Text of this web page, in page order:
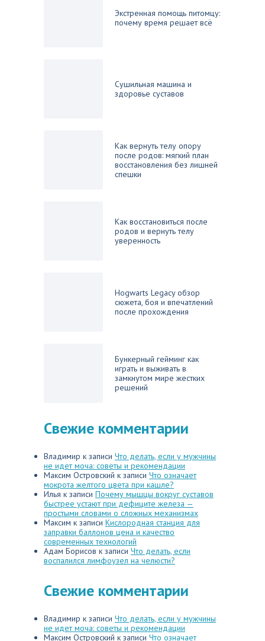
Экстренная помощь питомцу:
почему время решает всё
Сушильная машина и
здоровье суставов
Как вернуть телу опору
после родов: мягкий план
восстановления без лишней
спешки
Как восстановиться после
родов и вернуть телу
уверенность
Hogwarts Legacy обзор
сюжета, боя и впечатлений
после прохождения
Бункерный гейминг как
играть и выживать в
замкнутом мире жестких
решений
Свежие комментарии
Владимир к записи Что делать, если у мужчины
не идет моча: советы и рекомендации
Максим Островский к записи Что означает
мокрота желтого цвета при кашле?
Илья к записи Почему мышцы вокруг суставов
быстрее устают при дефиците железа —
простыми словами о сложных механизмах
Максим к записи Кислородная станция для
заправки баллонов цена и качество
современных технологий
Адам Борисов к записи Что делать, если
воспалился лимфоузел на челюсти?
Свежие комментарии
Владимир к записи Что делать, если у мужчины
не идет моча: советы и рекомендации
Максим Островский к записи Что означает